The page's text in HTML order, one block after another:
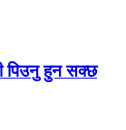
पिउनु हुन सक्छ